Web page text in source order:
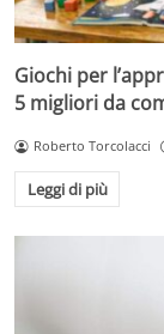
Giochi per
5 migliori da
Roberto Torcolacci
Leggi di più